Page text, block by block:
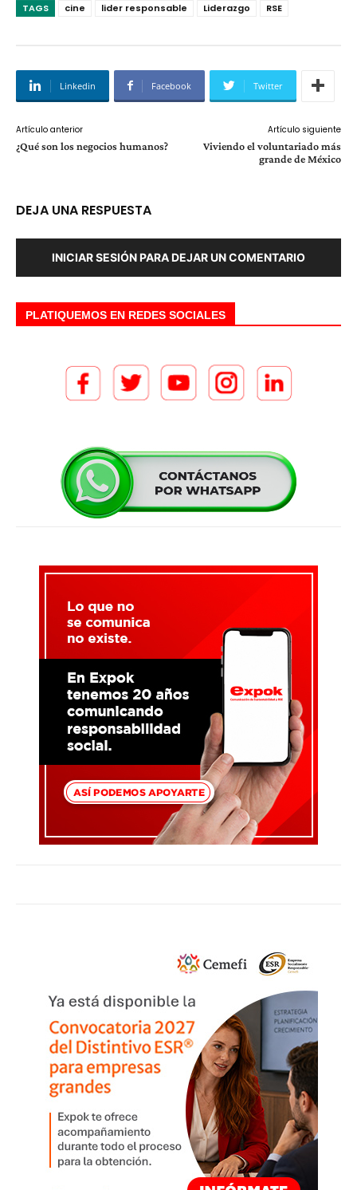
TAGS cine lider responsable Liderazgo RSE
Linkedin Facebook Twitter
Artículo anterior
¿Qué son los negocios humanos?
Artículo siguiente
Viviendo el voluntariado más
grande de México
DEJA UNA RESPUESTA
INICIAR SESIÓN PARA DEJAR UN COMENTARIO
PLATIQUEMOS EN REDES SOCIALES